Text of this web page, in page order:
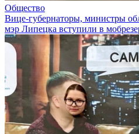
Общество
Вице-губернаторы, министры
мэр Липецка вступили в